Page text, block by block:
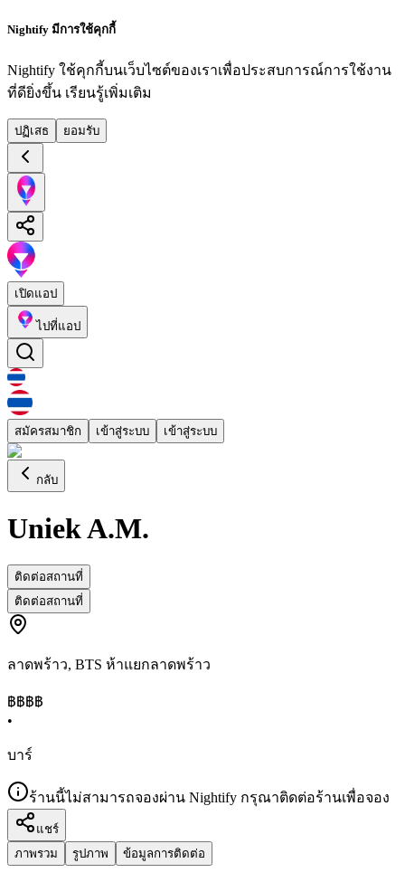
Nightify มีการใช้คุกกี้
Nightify ใช้คุกกี้บนเว็บไซต์ของเราเพื่อประสบการณ์การใช้งาน
ที่ดียิ่งขึ้น เรียนรู้เพิ่มเติม
ปฏิเสธ ยอมรับ
เปิดแอป
ไปที่แอป
สมัครสมาชิก เข้าสู่ระบบ เข้าสู่ระบบ
กลับ
Uniek A.M.
ติดต่อสถานที่
ติดต่อสถานที่
ลาดพร้าว, BTS ห้าแยกลาดพร้าว
฿฿฿฿
•
บาร์
ร้านนี้ไม่สามารถจองผ่าน Nightify กรุณาติดต่อร้านเพื่อจอง
แชร์
ภาพรวม
รูปภาพ ข้อมูลการติดต่อ